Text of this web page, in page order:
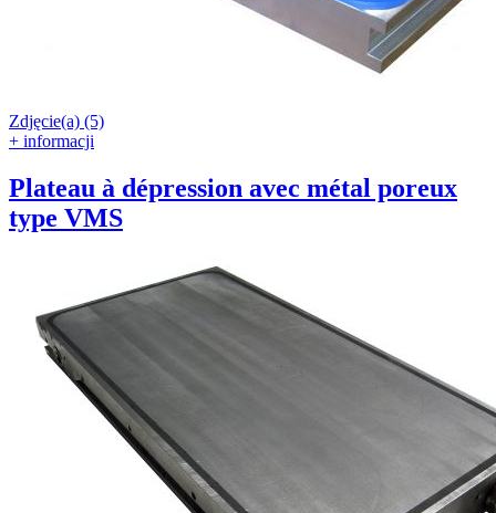
Zdjęcie(a) (5)
+ informacji
Plateau à dépression avec métal poreux
type VMS